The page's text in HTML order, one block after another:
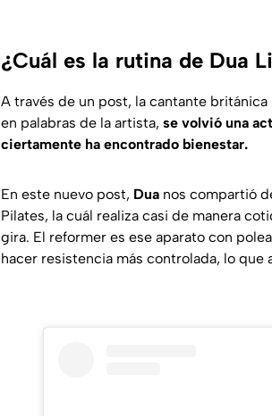
¿Cuál es la rutina de Dua
A través de un post, la cantante
en palabras de la artista, se volvió una
ciertamente ha encontrado bienestar.
En este nuevo post, Dua nos compartió
Pilates, la cuál realiza casi de manera
gira. El reformer es ese aparato con
hacer resistencia más controlada, lo